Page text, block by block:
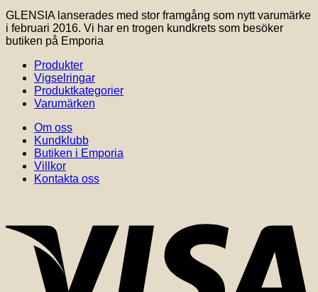
GLENSIA lanserades med stor framgång som nytt varumärke
i februari 2016. Vi har en trogen kundkrets som besöker
butiken på Emporia
Produkter
Vigselringar
Produktkategorier
Varumärken
Om oss
Kundklubb
Butiken i Emporia
Villkor
Kontakta oss